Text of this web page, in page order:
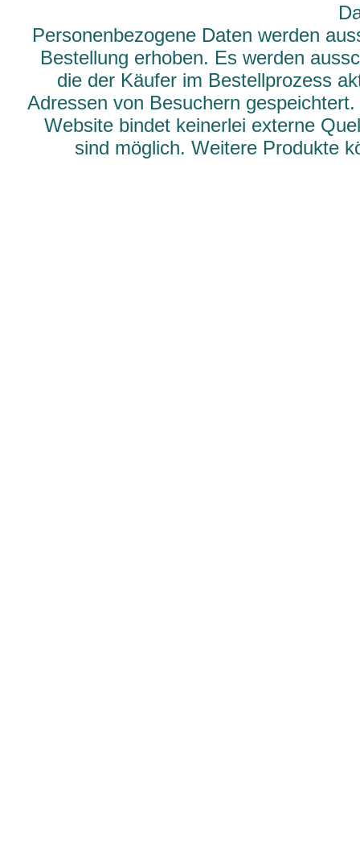
Personenbezogene Daten werden
Bestellung erhoben. Es werden
die der Käufer im Bestellprozess
Adressen von Besuchern
Website bindet keinerlei externe
sind möglich. Weitere Produkte